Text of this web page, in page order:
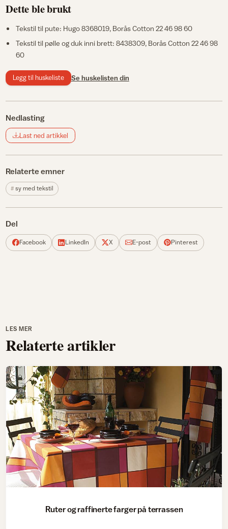
Dette ble brukt
Tekstil til pute: Hugo 8368019, Borås Cotton 22 46 98 60
Tekstil til pølle og duk inni brett: 8438309, Borås Cotton 22 46 98
60
Legg til huskeliste Se huskelisten din
Nedlasting
Last ned artikkel
Relaterte emner
sy med tekstil
Del
Facebook LinkedIn X E-post Pinterest
LES MER
Relaterte artikler
Ruter og raffinerte farger på terrassen